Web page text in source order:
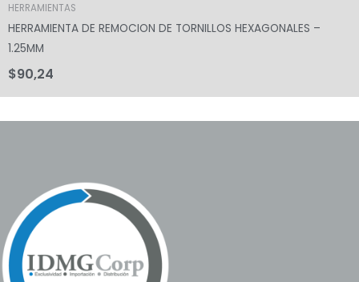
HERRAMIENTAS
HERRAMIENTA DE REMOCION DE TORNILLOS HEXAGONALES –
1.25MM
$90,24